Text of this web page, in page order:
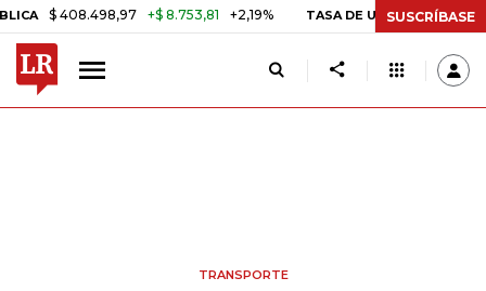
$ 408.498,97 +$ 8.753,81 +2,19% TASA DE USURA CRÉDITO
SUSCRÍBASE
TRANSPORTE